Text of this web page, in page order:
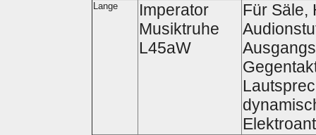
Lange
Imperator
Musiktruhe
L45aW
Für Säle,